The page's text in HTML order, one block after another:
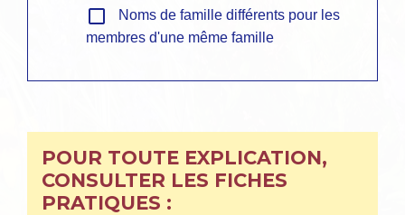
check_box_outline_blank
Noms de famille différents pour les
membres d'une même famille
POUR TOUTE EXPLICATION,
CONSULTER LES FICHES
PRATIQUES :